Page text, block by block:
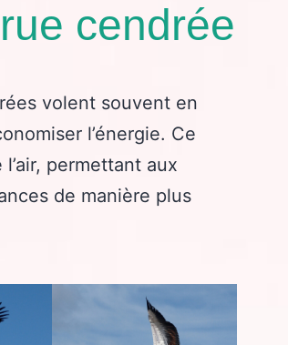
cendrée
volent souvent en
l’énergie. Ce
permettant aux
de manière plus